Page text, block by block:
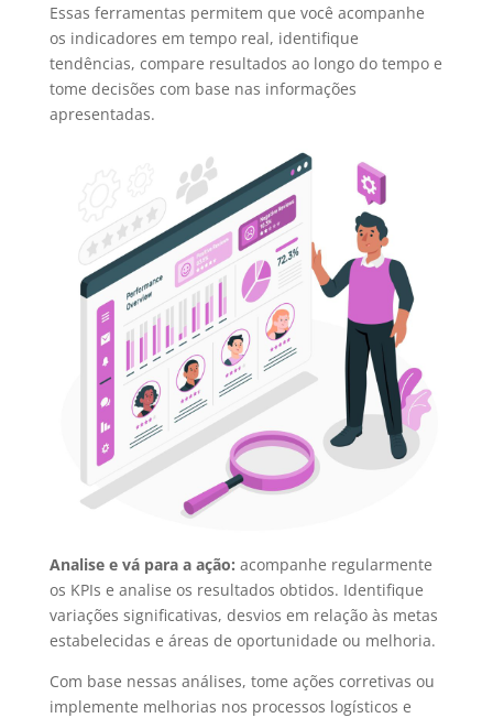
Essas ferramentas permitem que você acompanhe
os indicadores em tempo real, identifique
tendências, compare resultados ao longo do tempo e
tome decisões com base nas informações
apresentadas.
Analise e vá para a ação: acompanhe regularmente
os KPIs e analise os resultados obtidos. Identifique
variações significativas, desvios em relação às metas
estabelecidas e áreas de oportunidade ou melhoria.
Com base nessas análises, tome ações corretivas ou
implemente melhorias nos processos logísticos e